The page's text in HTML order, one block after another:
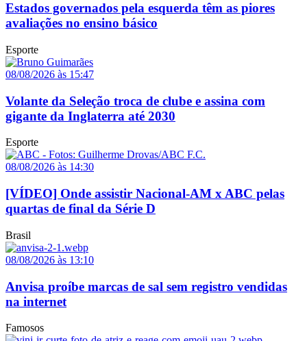
Estados governados pela esquerda têm as piores
avaliações no ensino básico
Esporte
08/08/2026 às 15:47
Volante da Seleção troca de clube e assina com
gigante da Inglaterra até 2030
Esporte
08/08/2026 às 14:30
[VÍDEO] Onde assistir Nacional-AM x ABC pelas
quartas de final da Série D
Brasil
08/08/2026 às 13:10
Anvisa proíbe marcas de sal sem registro vendidas
na internet
Famosos